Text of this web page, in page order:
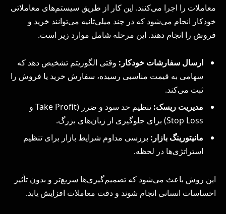
معاملات را اجرا می‌کنند. این کار از طریق سیستم‌های معاملاتی
خودکار انجام می‌شود که در چند میلی‌ثانیه می‌توانند خرید و
فروش را انجام دهند. این مرحله شامل موارد زیر است.
ارسال سفارشات خودکار: وقتی الگوریتم تشخیص دهد که
سهامی به قیمت مناسبی رسیده، سفارش خرید یا فروش را
ثبت می‌کند.
مدیریت ریسک:
تنظیم حد سود و ضرر (Take Profit و
Stop Loss) برای جلوگیری از زیان‌های بزرگ.
مانیتورینگ بازار: بررسی مداوم شرایط بازار برای تنظیم
استراتژی‌ها در لحظه.
این روش باعث می‌شود که تصمیم‌گیری‌ها سریع‌تر و بدون تأثیر
احساسات انسانی انجام شوند و دقت معاملات افزایش یابد.